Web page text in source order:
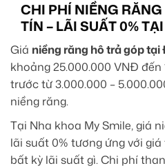
CHI PHÍ NIỀNG
TÍN – LÃI SUẤT 0%
Giá niềng răng hô trả góp tại
khoảng 25.000.000 VNĐ
trước từ 3.000.000 –
niềng răng.
Tại Nha khoa My Smile, giá
lãi suất 0% tương ứng với
bất kỳ lãi suất gì. Chi phí